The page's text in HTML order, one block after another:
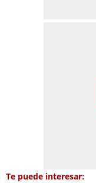
Te puede interesar: